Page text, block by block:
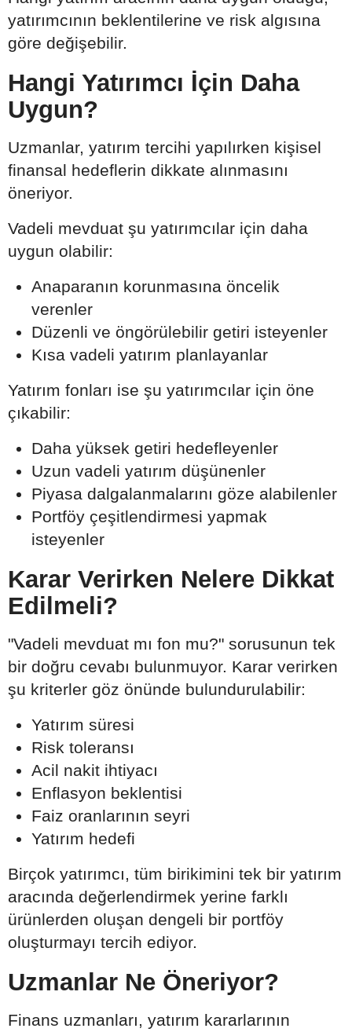
yatırımcının beklentilerine ve risk algısına
göre değişebilir.
Hangi Yatırımcı İçin Daha
Uygun?
Uzmanlar, yatırım tercihi yapılırken kişisel
finansal hedeflerin dikkate alınmasını
öneriyor.
Vadeli mevduat şu yatırımcılar için daha
uygun olabilir:
Anaparanın korunmasına öncelik
verenler
Düzenli ve öngörülebilir getiri isteyenler
Kısa vadeli yatırım planlayanlar
Yatırım fonları ise şu yatırımcılar için öne
çıkabilir:
Daha yüksek getiri hedefleyenler
Uzun vadeli yatırım düşünenler
Piyasa dalgalanmalarını göze alabilenler
Portföy çeşitlendirmesi yapmak
isteyenler
Karar Verirken Nelere Dikkat
Edilmeli?
"Vadeli mevduat mı fon mu?" sorusunun tek
bir doğru cevabı bulunmuyor. Karar verirken
şu kriterler göz önünde bulundurulabilir:
Yatırım süresi
Risk toleransı
Acil nakit ihtiyacı
Enflasyon beklentisi
Faiz oranlarının seyri
Yatırım hedefi
Birçok yatırımcı, tüm birikimini tek bir yatırım
aracında değerlendirmek yerine farklı
ürünlerden oluşan dengeli bir portföy
oluşturmayı tercih ediyor.
Uzmanlar Ne Öneriyor?
Finans uzmanları, yatırım kararlarının